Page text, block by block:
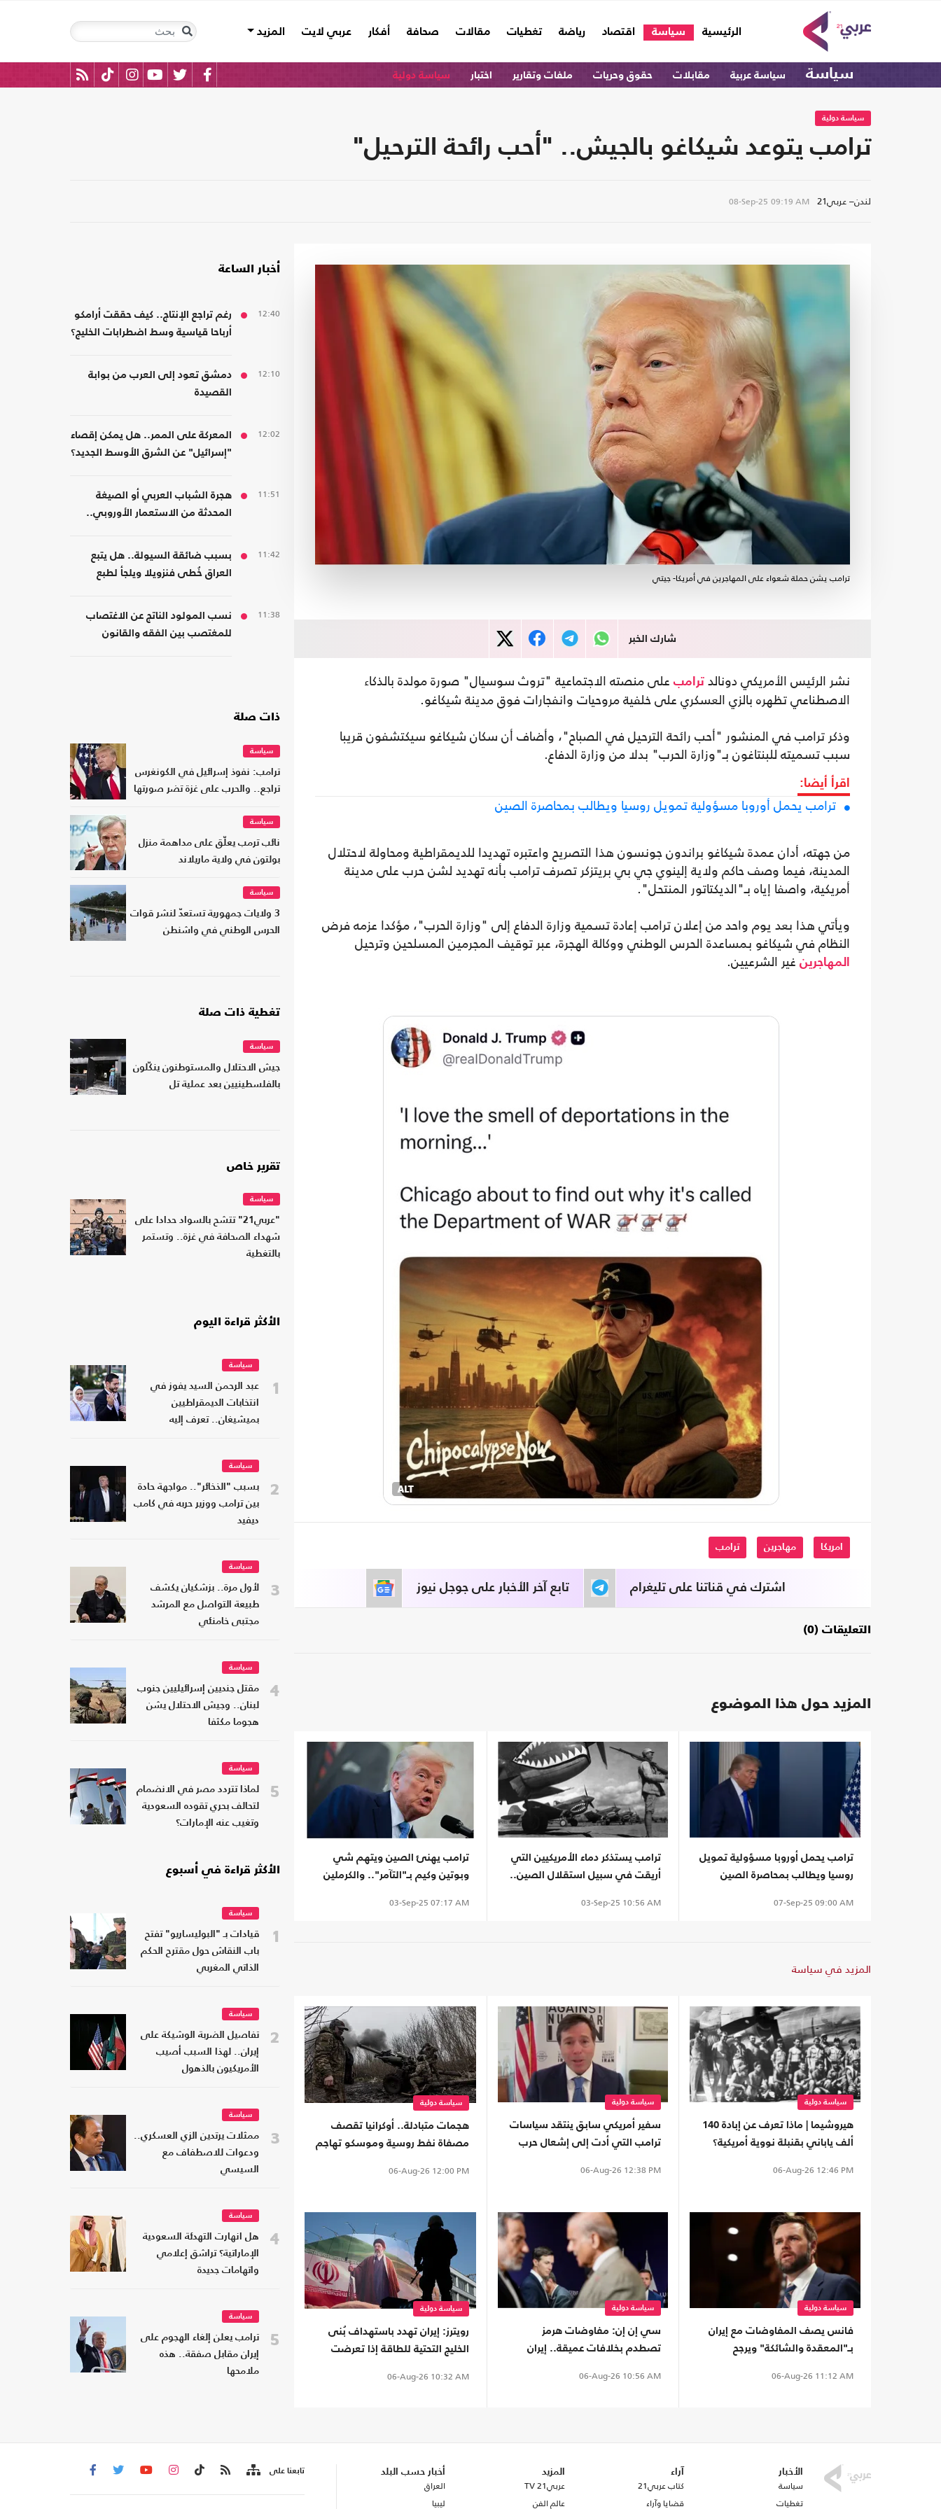
الرئيسية
(current) سياسة اقتصاد رياضة تغطيات مقالات صحافة أفكار عربي لايت المزيد
سياسة سياسة عربية مقابلات حقوق وحريات ملفات وتقارير اختبار سياسة دولية
سياسة دولية
ترامب يتوعد شيكاغو بالجيش.. "أحب رائحة الترحيل"
لندن– عربي21 08-Sep-25 09:19 AM
ترامب يشن حملة شعواء على المهاجرين في أمريكا- جيتي
شارك الخبر
نشر الرئيس الأمريكي دونالد ترامب على منصته الاجتماعية "تروث سوسيال" صورة مولدة بالذكاء
الاصطناعي تظهره بالزي العسكري على خلفية مروحيات وانفجارات فوق مدينة شيكاغو.
وذكر ترامب في المنشور "أحب رائحة الترحيل في الصباح"، وأضاف أن سكان شيكاغو سيكتشفون قريبا
سبب تسميته للبنتاغون بـ"وزارة الحرب" بدلا من وزارة الدفاع.
اقرأ أيضا:
ترامب يحمل أوروبا مسؤولية تمويل روسيا ويطالب بمحاصرة الصين
من جهته، أدان عمدة شيكاغو براندون جونسون هذا التصريح واعتبره تهديدا للديمقراطية ومحاولة لاحتلال
المدينة، فيما وصف حاكم ولاية إلينوي جي بي بريتزكر تصرف ترامب بأنه تهديد لشن حرب على مدينة
أمريكية، واصفا إياه بـ"الديكتاتور المنتحل".
ويأتي هذا بعد يوم واحد من إعلان ترامب إعادة تسمية وزارة الدفاع إلى "وزارة الحرب"، مؤكدا عزمه فرض
النظام في شيكاغو بمساعدة الحرس الوطني ووكالة الهجرة، عبر توقيف المجرمين المسلحين وترحيل
المهاجرين غير الشرعيين.
امريكا مهاجرين ترامب
تابع آخر الأخبار على جوجل نيوز اشترك في قناتنا على تليغرام
التعليقات (0)
المزيد حول هذا الموضوع
ترامب يحمل أوروبا مسؤولية تمويل
روسيا ويطالب بمحاصرة الصين
07-Sep-25 09:00 AM
ترامب يستذكر دماء الأمريكيين التي
أريقت في سبيل استقلال الصين..
03-Sep-25 10:56 AM
ترامب يهنئ الصين ويتهم شي
وبوتين وكيم بـ"التآمر".. والكرملين
03-Sep-25 07:17 AM
المزيد في سياسة
سياسة دولية
هيروشيما | ماذا تعرف عن إبادة 140
ألف ياباني بقنبلة نووية أمريكية؟
06-Aug-26 12:46 PM
سياسة دولية
سفير أمريكي سابق ينتقد سياسات
ترامب التي أدت إلى إشعال حرب
06-Aug-26 12:38 PM
سياسة دولية
هجمات متبادلة.. أوكرانيا تقصف
مصفاة نفط روسية وموسكو تهاجم
06-Aug-26 12:00 PM
سياسة دولية
فانس يصف المفاوضات مع إيران
بـ"المعقدة والشائكة" ويرجح
06-Aug-26 11:12 AM
سياسة دولية
سي إن إن: مفاوضات هرمز
تصطدم بخلافات عميقة.. إيران
06-Aug-26 10:56 AM
سياسة دولية
رويترز: إيران تهدد باستهداف بُنى
الخليج التحتية للطاقة إذا تعرضت
06-Aug-26 10:32 AM
أخبار الساعة
12:40
رغم تراجع الإنتاج.. كيف حققت أرامكو
أرباحا قياسية وسط اضطرابات الخليج؟
12:10
دمشق تعود إلى العرب من بوابة
القصيدة
12:02
المعركة على الممر.. هل يمكن إقصاء
"إسرائيل" عن الشرق الأوسط الجديد؟
11:51
هجرة الشباب العربي أو الصيغة
المحدثة من الاستعمار الأوروبي..
11:42
بسبب ضائقة السيولة.. هل يتبع
العراق خُطى فنزويلا ويلجأ لطبع
11:38
نسب المولود الناتج عن الاغتصاب
للمغتصب بين الفقه والقانون
ذات صلة
سياسة
ترامب: نفوذ إسرائيل في الكونغرس
تراجع.. والحرب على غزة تضر صورتها
سياسة
نائب ترمب يعلّق على مداهمة منزل
بولتون في ولاية ماريلاند
سياسة
3 ولايات جمهورية تستعدّ لنشر قوات
الحرس الوطني في واشنطن
تغطية ذات صلة
سياسة
جيش الاحتلال والمستوطنون ينكّلون
بالفلسطينيين بعد عملية تل
تقرير خاص
سياسة
"عربي21" تتشح بالسواد حدادا على
شهداء الصحافة في غزة.. وتستمر
بالتغطية
الأكثر قراءة اليوم
1
سياسة
عبد الرحمن السيد يفوز في
انتخابات الديمقراطيين
بميشيغان.. تعرف إليه
2
سياسة
بسبب "الذخائر".. مواجهة حادة
بين ترامب ووزير حربه في كامب
ديفيد
3
سياسة
لأول مرة.. بزشكيان يكشف
طبيعة التواصل مع المرشد
مجتبى خامنئي
4
سياسة
مقتل جنديين إسرائيليين جنوب
لبنان.. وجيش الاحتلال يشن
هجوما مكثفا
5
سياسة
لماذا تتردد مصر في الانضمام
لتحالف بحري تقوده السعودية
وتغيب عنه الإمارات؟
الأكثر قراءة في أسبوع
1
سياسة
قيادات بـ "البوليساريو" تفتح
باب النقاش حول مقترح الحكم
الذاتي المغربي
2
سياسة
تفاصيل الضربة الوشيكة على
إيران.. لهذا السبب أصيب
الأمريكيون بالذهول
3
سياسة
ممثلات يرتدين الزي العسكري..
ودعوات للاصطفاف مع
السيسي
4
سياسة
هل انهارت التهدئة السعودية
الإماراتية؟ تراشق إعلامي
واتهامات جديدة
5
سياسة
ترامب يعلن إلغاء الهجوم على
إيران مقابل صفقة.. هذه
ملامحها
الأخبار
سياسة
تغطيات
آراء
كتاب عربي21
قضايا وآراء
المزيد
عربي21 TV
عالم الفن
أخبار حسب البلد
العراق
ليبيا
تابعنا على